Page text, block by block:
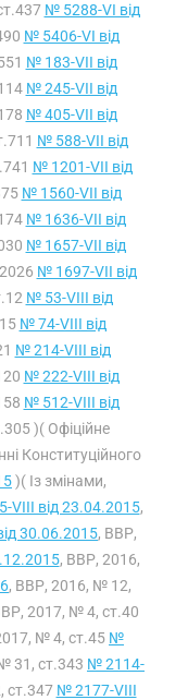
№ 5288-VI від
№ 5406-VI від
№ 183-VII від
№ 245-VII від
№ 405-VII від
№ 588-VII від
№ 1201-VII від
№ 1560-VII від
№ 1636-VII від
№ 1657-VII від
№ 1697-VII від
№ 53-VIII від
№ 74-VIII від
№ 214-VIII від
№ 222-VIII від
№ 512-VIII від
)( Офіційне
Конституційного
)( Із змінами,
VIII від 23.04.2015,
30.06.2015, ВВР,
, ВВР, 2016,
, ВВР, 2016, № 12,
2017, № 4, ст.40
№ 4, ст.45 №
31, ст.343 № 2114-
ст.347 № 2177-VIII